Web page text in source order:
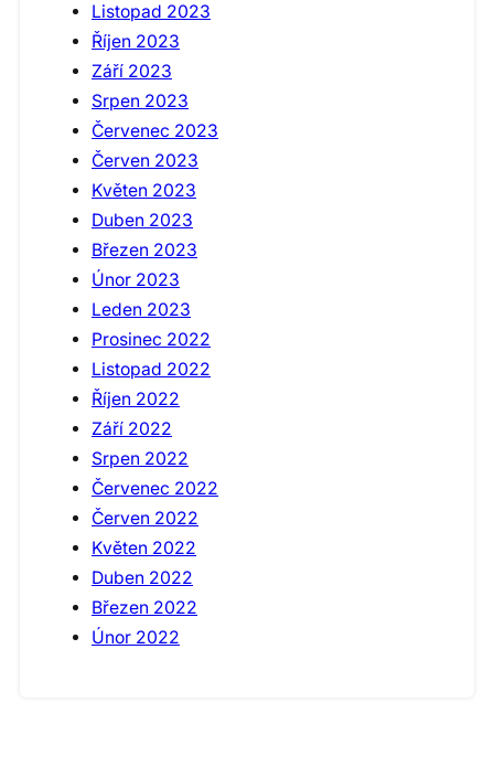
Listopad 2023
Říjen 2023
Září 2023
Srpen 2023
Červenec 2023
Červen 2023
Květen 2023
Duben 2023
Březen 2023
Únor 2023
Leden 2023
Prosinec 2022
Listopad 2022
Říjen 2022
Září 2022
Srpen 2022
Červenec 2022
Červen 2022
Květen 2022
Duben 2022
Březen 2022
Únor 2022